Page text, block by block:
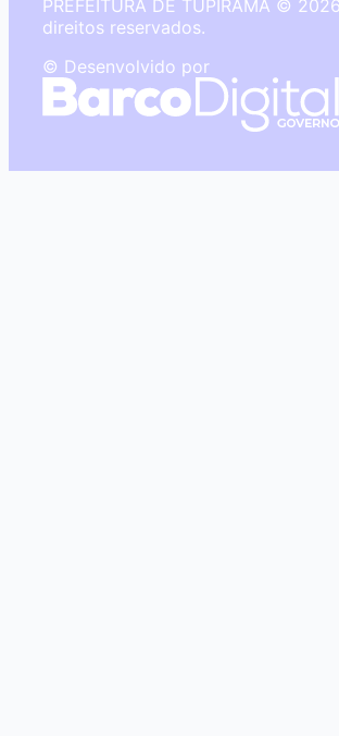
PREFEITURA DE TUPIRAMA ©
direitos reservados.
© Desenvolvido por